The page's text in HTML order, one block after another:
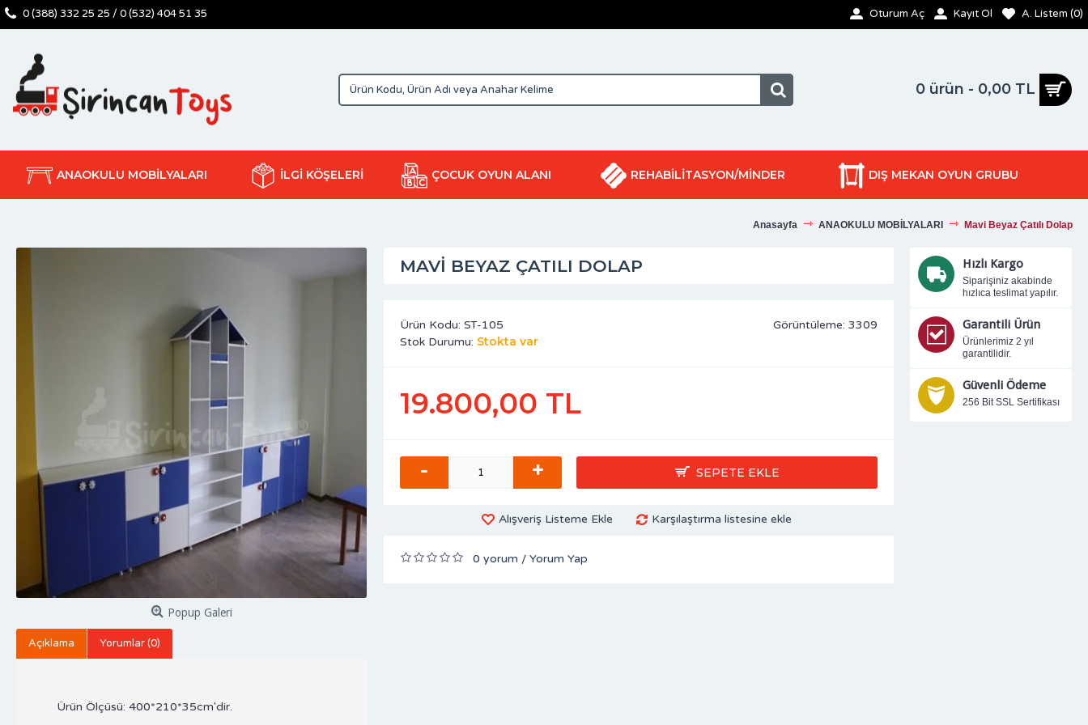
0 (388) 332 25 25 / 0 (532) 404 51 35 Oturum Aç Kayıt Ol A. Listem (0)
0 ürün - 0,00 TL
ANAOKULU MOBİLYALARI İLGİ KÖŞELERİ ÇOCUK OYUN ALANI REHABİLİTASYON/MİNDER DIŞ MEKAN OYUN GRUBU
Anasayfa ANAOKULU MOBİLYALARI Mavi Beyaz Çatılı Dolap
Hızlı Kargo
Siparişiniz akabinde
hızlıca teslimat yapılır.
Garantili Ürün
Ürünlerimiz 2 yıl
garantilidir.
Güvenli Ödeme
256 Bit SSL Sertifikası
Popup Galeri
Açıklama Yorumlar (0)
Ürün Ölçüsü: 400*210*35cm'dir.
MAVI BEYAZ ÇATILI DOLAP
Görüntüleme: 3309
Ürün Kodu: ST-105
Stok Durumu: Stokta var
19.800,00 TL
- + SEPETE EKLE
Alışveriş Listeme Ekle Karşılaştırma listesine ekle
0 yorum / Yorum Yap